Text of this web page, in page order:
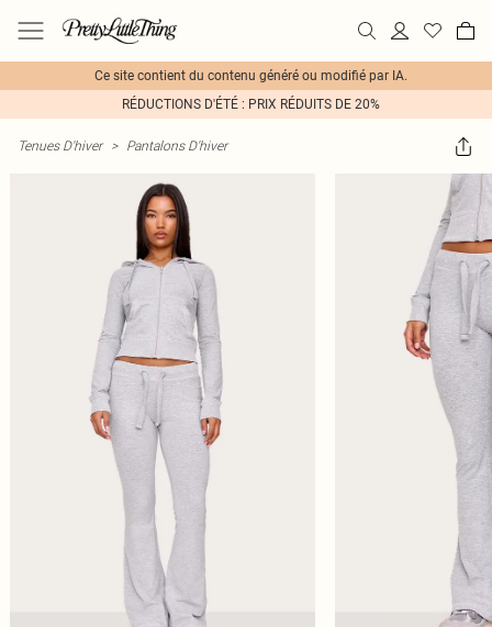
Ce site contient du contenu généré ou modifié par IA.
RÉDUCTIONS D'ÉTÉ : PRIX RÉDUITS DE 20%
Tenues D'hiver > Pantalons D'hiver